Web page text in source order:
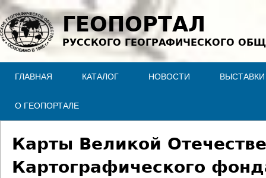
Jump to navigation
ГЕОПОРТАЛ
РУССКОГО ГЕОГРАФИЧЕСКОГО
ГЛАВНАЯ КАТАЛОГ НОВОСТИ ВЫСТАВКИ
О ГЕОПОРТАЛЕ
Карты Великой
Картографического